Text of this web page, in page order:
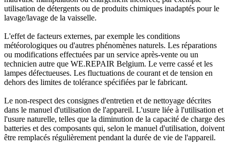
utilisation de détergents ou de produits chimiques inadaptés pour le
lavage/lavage de la vaisselle.
L'effet de facteurs externes, par exemple les conditions
météorologiques ou d'autres phénomènes naturels. Les réparations
ou modifications effectuées par un service après-vente ou un
technicien autre que WE.REPAIR Belgium. Le verre cassé et les
lampes défectueuses. Les fluctuations de courant et de tension en
dehors des limites de tolérance spécifiées par le fabricant.
Le non-respect des consignes d'entretien et de nettoyage décrites
dans le manuel d'utilisation de l'appareil. L'usure liée à l'utilisation et
l'usure naturelle, telles que la diminution de la capacité de charge des
batteries et des composants qui, selon le manuel d'utilisation, doivent
être remplacés régulièrement pendant la durée de vie de l'appareil.